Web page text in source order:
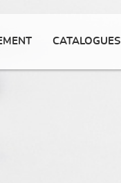
CATALOGUES